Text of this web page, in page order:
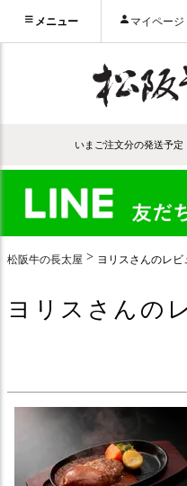
メニュー マイページ
いまご注文分の発送予定
松阪牛の長太屋 ヨリスさんのレビ
ヨリスさんの